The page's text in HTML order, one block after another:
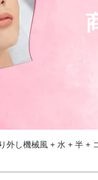
外し機械風 + 水 + 半 +